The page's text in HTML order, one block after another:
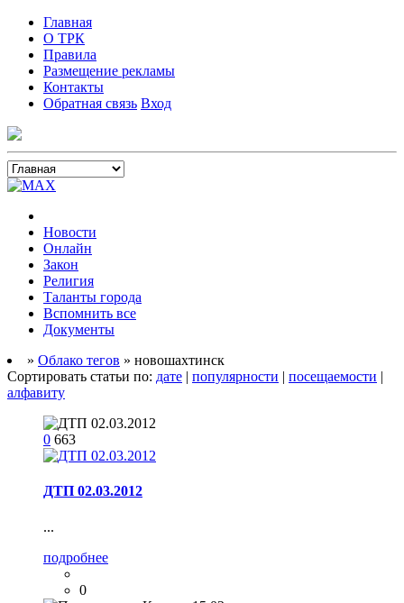
Главная
О ТРК
Правила
Размещение рекламы
Контакты
Обратная связь Вход
Новости
Онлайн
Закон
Религия
Таланты города
Вспомнить все
Документы
» Облако тегов » новошахтинск
Сортировать статьи по: дате | популярности | посещаемости |
алфавиту
0 663
ДТП 02.03.2012
...
подробнее
0